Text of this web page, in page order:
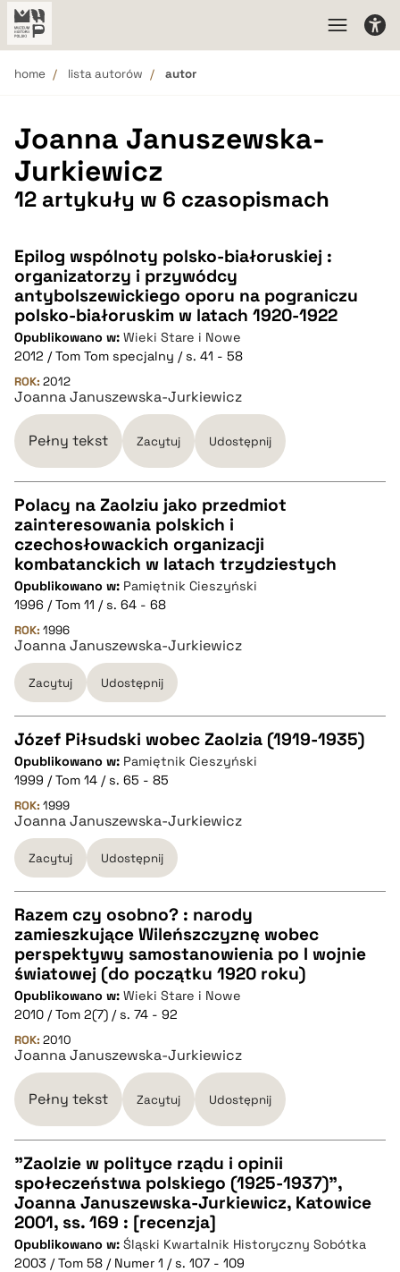
home lista autorów autor
Joanna Januszewska-
Jurkiewicz
12 artykuły w 6 czasopismach
Epilog wspólnoty polsko-białoruskiej :
organizatorzy i przywódcy
antybolszewickiego oporu na pograniczu
polsko-białoruskim w latach 1920-1922
Opublikowano w: Wieki Stare i Nowe
2012 / Tom Tom specjalny / s. 41 - 58
ROK: 2012
Joanna Januszewska-Jurkiewicz
Pełny tekst Zacytuj Udostępnij
CZYSTY TEKST
pobierz cytat
BIBTEX
pobierz cytat
Polacy na Zaolziu jako przedmiot
zainteresowania polskich i
czechosłowackich organizacji
kombatanckich w latach trzydziestych
Opublikowano w: Pamiętnik Cieszyński
1996 / Tom 11 / s. 64 - 68
ROK: 1996
Joanna Januszewska-Jurkiewicz
Zacytuj Udostępnij
CZYSTY TEKST
pobierz cytat
BIBTEX
pobierz cytat
Józef Piłsudski wobec Zaolzia (1919-1935)
Opublikowano w: Pamiętnik Cieszyński
1999 / Tom 14 / s. 65 - 85
ROK: 1999
Joanna Januszewska-Jurkiewicz
Zacytuj Udostępnij
CZYSTY TEKST
pobierz cytat
BIBTEX
pobierz cytat
Razem czy osobno? : narody
zamieszkujące Wileńszczyznę wobec
perspektywy samostanowienia po I wojnie
światowej (do początku 1920 roku)
Opublikowano w: Wieki Stare i Nowe
2010 / Tom 2(7) / s. 74 - 92
ROK: 2010
Joanna Januszewska-Jurkiewicz
Pełny tekst Zacytuj Udostępnij
CZYSTY TEKST
pobierz cytat
"Zaolzie w polityce rządu i opinii
społeczeństwa polskiego (1925-1937)",
Joanna Januszewska-Jurkiewicz, Katowice
2001, ss. 169 : [recenzja]
Opublikowano w: Śląski Kwartalnik Historyczny Sobótka
2003 / Tom 58 / Numer 1 / s. 107 - 109